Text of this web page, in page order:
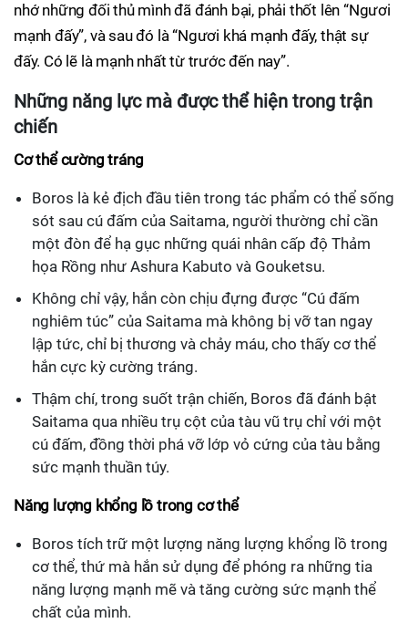
nhớ những đối thủ mình đã đánh bại, phải thốt lên “Ngươi
mạnh đấy”, và sau đó là “Ngươi khá mạnh đấy, thật sự
đấy. Có lẽ là mạnh nhất từ trước đến nay”.
Những năng lực mà được thể hiện trong trận
chiến
Cơ thể cường tráng
Boros là kẻ địch đầu tiên trong tác phẩm có thể sống
sót sau cú đấm của Saitama, người thường chỉ cần
một đòn để hạ gục những quái nhân cấp độ Thảm
họa Rồng như Ashura Kabuto và Gouketsu.
Không chỉ vậy, hắn còn chịu đựng được “Cú đấm
nghiêm túc” của Saitama mà không bị vỡ tan ngay
lập tức, chỉ bị thương và chảy máu, cho thấy cơ thể
hắn cực kỳ cường tráng.
Thậm chí, trong suốt trận chiến, Boros đã đánh bật
Saitama qua nhiều trụ cột của tàu vũ trụ chỉ với một
cú đấm, đồng thời phá vỡ lớp vỏ cứng của tàu bằng
sức mạnh thuần túy.
Năng lượng khổng lồ trong cơ thể
Boros tích trữ một lượng năng lượng khổng lồ trong
cơ thể, thứ mà hắn sử dụng để phóng ra những tia
năng lượng mạnh mẽ và tăng cường sức mạnh thể
chất của mình.